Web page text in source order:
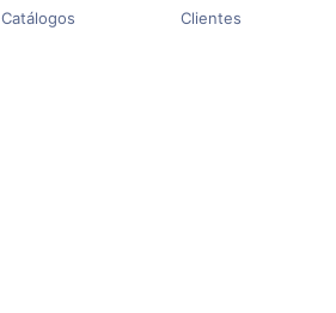
Catálogos Clientes